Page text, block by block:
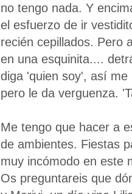
no tengo nada. Y
el esfuerzo de ir
recién cepillados. Pero
en una esquinita....
diga 'quien soy', así
pero le da verguenza.
Me tengo que hacer a
de ambientes. Fiestas
muy incómodo en este
Os preguntareis que